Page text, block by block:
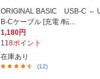
ORIGINAL BASIC USB-C ⇔
B-Cケーブル [充電 /転...
1,180円
118ポイント
在庫あり
(12)